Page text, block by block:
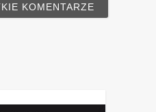
KOMENTARZE